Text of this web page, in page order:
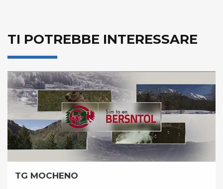
TI POTREBBE INTERESSARE
TG MOCHENO